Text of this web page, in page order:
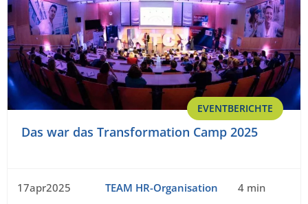
EVENTBERICHTE
Das war das Transformation Camp 2025
17apr2025 TEAM HR-Organisation 4 min